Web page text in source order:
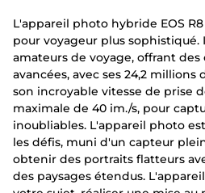
L'appareil photo hybride EOS
pour voyageur plus
amateurs de voyage, offrant des
avancées, avec ses 24,2 millions
son incroyable vitesse de prise
maximale de 40 im./s, pour
inoubliables. L'appareil photo
les défis, muni d'un capteur
obtenir des portraits flatteurs
des paysages étendus.